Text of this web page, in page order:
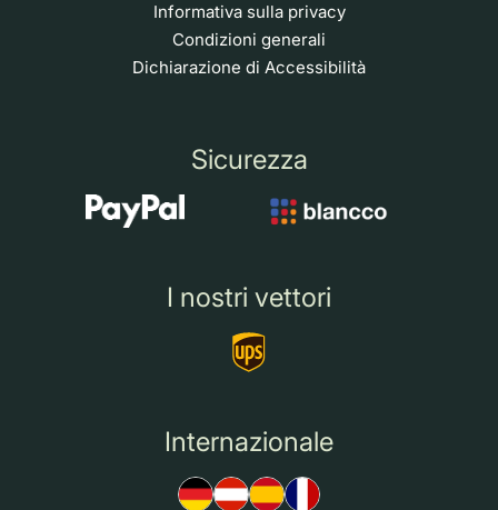
Informativa sulla privacy
Condizioni generali
Dichiarazione di Accessibilità
Sicurezza
I nostri vettori
Internazionale